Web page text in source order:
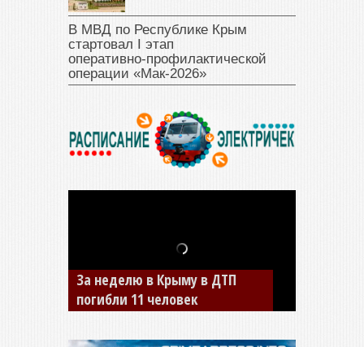
В МВД по Республике Крым
стартовал I этап
оперативно‑профилактической
операции «Мак‑2026»
В Джанкое водитель ВАЗа
сбил двух детей на «зебре»